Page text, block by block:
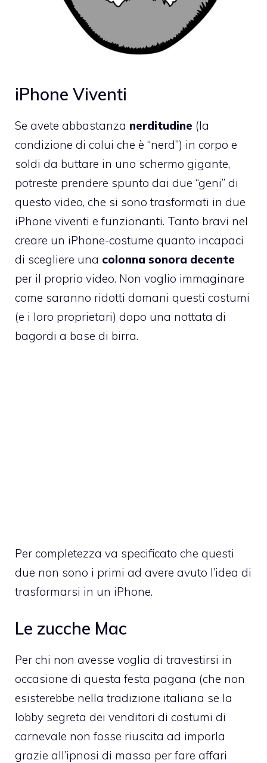
iPhone Viventi
Se avete abbastanza nerditudine (la
condizione di colui che è “nerd”) in corpo e
soldi da buttare in uno schermo gigante,
potreste prendere spunto dai due “geni” di
questo video, che si sono trasformati in due
iPhone viventi e funzionanti. Tanto bravi nel
creare un iPhone-costume quanto incapaci
di scegliere una colonna sonora decente
per il proprio video. Non voglio immaginare
come saranno ridotti domani questi costumi
(e i loro proprietari) dopo una nottata di
bagordi a base di birra.
Per completezza va specificato che questi
due non sono i primi ad avere avuto l’idea di
trasformarsi in un iPhone.
Le zucche Mac
Per chi non avesse voglia di travestirsi in
occasione di questa festa pagana (che non
esisterebbe nella tradizione italiana se la
lobby segreta dei venditori di costumi di
carnevale non fosse riuscita ad imporla
grazie all’ipnosi di massa per fare affari